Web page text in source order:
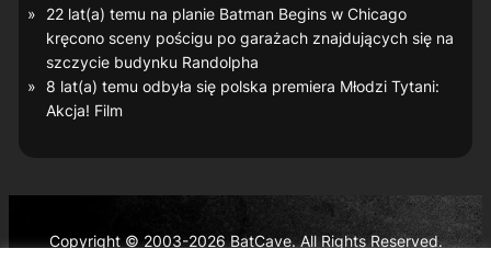
22 lat(a) temu na planie Batman Beginsw Chicago
kręcono sceny pościgu po garażach znajdujących się na
szczycie budynku Randolpha
8 lat(a) temu odbyła się polska premiera Młodzi Tytani:
Akcja! Film
Copyright © 2003-2026 BatCave. All Rights Reserved.